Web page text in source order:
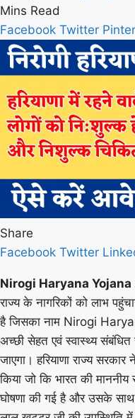
Mins Read
Facebook Twitter
Share
Facebook Twitter
Nirogi Haryana
राज्य के नागरिकों को लाभ
है जिसका नाम Nirogi
अच्छी सेहत एवं स्वास्थ्य संबंधित
जाएगा। हरियाणा राज्य
किया जो कि भारत की माननीय
घोषणा की गई है और उसके साथ